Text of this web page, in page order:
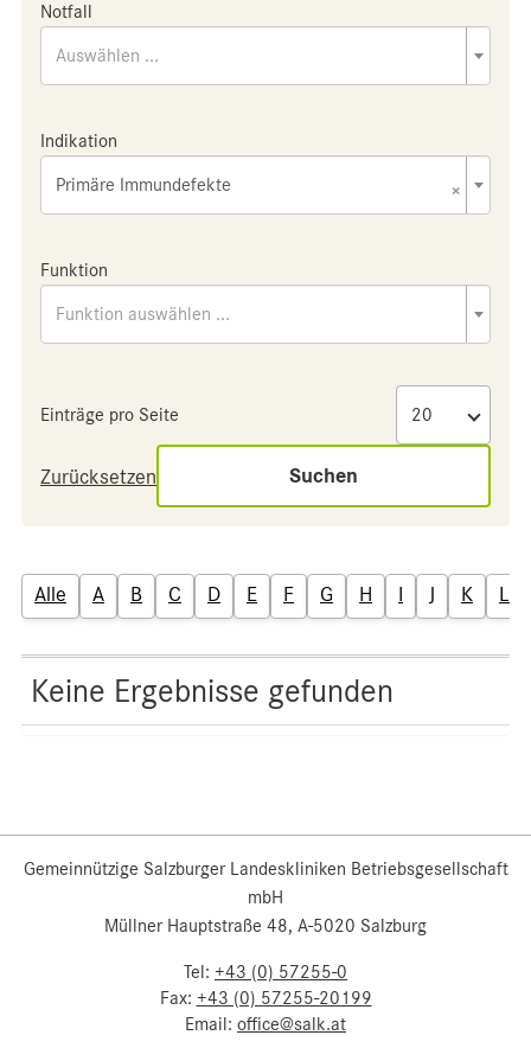
Notfall
Auswählen ...
Indikation
×
Primäre Immundefekte
Funktion
Funktion auswählen ...
Einträge pro Seite
Zurücksetzen Suchen
Alle A B C D E F G H I J K L
Keine Ergebnisse gefunden
Gemeinnützige Salzburger Landeskliniken Betriebsgesellschaft
mbH
Müllner Hauptstraße 48, A-5020 Salzburg
Tel: +43 (0) 57255-0
Fax: +43 (0) 57255-20199
Email: office@salk.at